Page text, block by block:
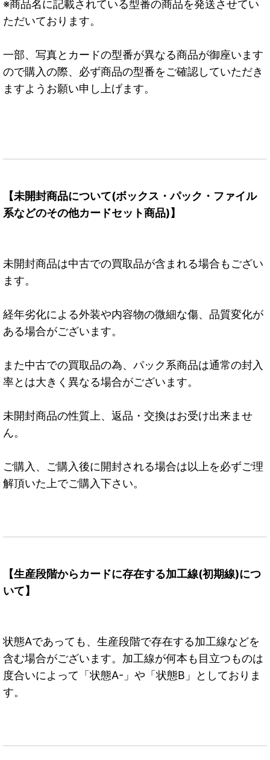
※商品名に記載されている型番の商品を発送させてい
ただいております。
一部、写真とカードの型番が異なる商品が御座います
ので購入の際、必ず商品の型番をご確認していただき
ますようお願い申し上げます。
【未開封商品について(ボックス・パック・ファイル
系などのその他カードセット商品)】
未開封商品は中古での買取品が含まれる場合もござい
ます。
経年劣化による外装や内容物の微細な傷、品質変化が
ある場合がございます。
また中古での買取品の為、パック系商品は通常の封入
率とは大きく異なる場合がございます。
未開封商品の性質上、返品・交換はお受け出来ませ
ん。
ご購入、ご購入後に開封される場合は以上を必ずご理
解頂いた上でご購入下さい。
【生産段階からカードに存在する加工線(初期線)につ
いて】
状態Aであっても、生産段階で存在する加工線などを
含む場合がございます。加工線が何本も目立つものは
度合いによって「状態A-」や「状態B」としておりま
す。